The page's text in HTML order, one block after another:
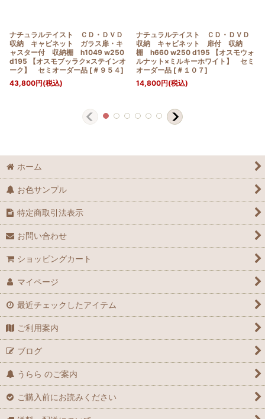
ナチュラルテイスト ＣＤ・ＤＶＤ
収納 キャビネット ガラス扉・キ
ャスター付 収納棚 h1049 w250
d195 【オスモブッラク×ステインオ
ーク】 セミオーダー品 [ ＃９５４]
43,800円(税込)
ナチュラルテイスト ＣＤ・ＤＶＤ
収納 キャビネット 扉付 収納
棚 h660 w250 d195 【オスモウォ
ルナット×ミルキーホワイト】 セミ
オーダー品 [ ＃１０７]
14,800円(税込)
ホーム
お色サンプル
特定商取引法表示
お問い合わせ
ショッピングカート
マイページ
最近チェックしたアイテム
ご利用案内
ブログ
うらら のご案内
ご購入前にお読みください